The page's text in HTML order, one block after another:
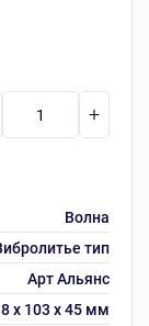
Волна
тип
Арт Альянс
х 103 х 45 мм
+